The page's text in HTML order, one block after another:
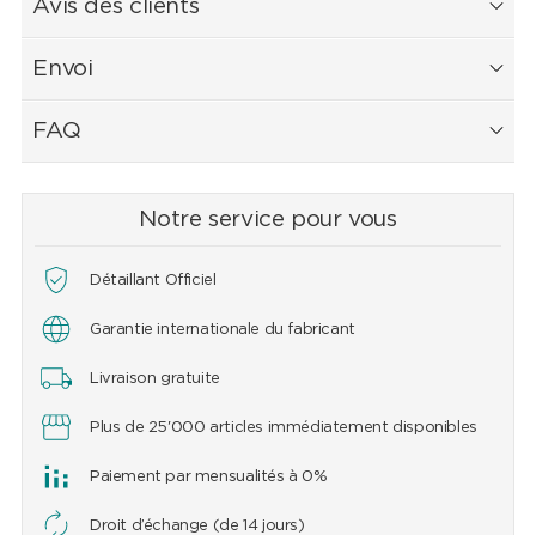
Avis des clients
Envoi
FAQ
Notre service pour vous
Détaillant Officiel
Garantie internationale du fabricant
Livraison gratuite
Plus de 25'000 articles immédiatement disponibles
Paiement par mensualités à 0%
Droit d’échange (de 14 jours)